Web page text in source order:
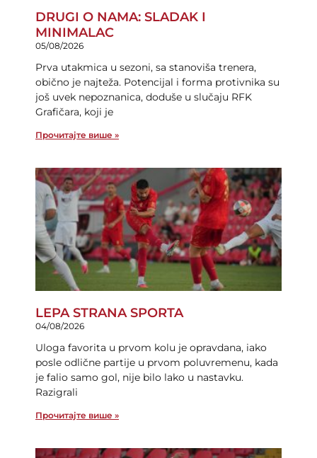
DRUGI O NAMA: SLADAK I
MINIMALAC
05/08/2026
Prva utakmica u sezoni, sa stanoviša trenera,
obično je najteža. Potencijal i forma protivnika su
još uvek nepoznanica, doduše u slučaju RFK
Grafičara, koji je
Прочитајте више »
LEPA STRANA SPORTA
04/08/2026
Uloga favorita u prvom kolu je opravdana, iako
posle odlične partije u prvom poluvremenu, kada
je falio samo gol, nije bilo lako u nastavku.
Razigrali
Прочитајте више »